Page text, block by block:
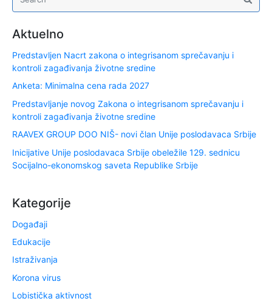
Aktuelno
Predstavljen Nacrt zakona o integrisanom sprečavanju i
kontroli zagađivanja životne sredine
Anketa: Minimalna cena rada 2027
Predstavljanje novog Zakona o integrisanom sprečavanju i
kontroli zagađivanja životne sredine
RAAVEX GROUP DOO NIŠ- novi član Unije poslodavaca Srbije
Inicijative Unije poslodavaca Srbije obeležile 129. sednicu
Socijalno-ekonomskog saveta Republike Srbije
Kategorije
Događaji
Edukacije
Istraživanja
Korona virus
Lobistička aktivnost